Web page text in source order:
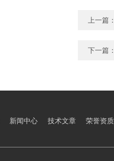
上一篇
下一篇
新闻中心 技术文章 荣誉资质